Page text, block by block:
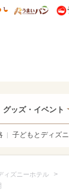
ニー特集
うまいめし う
グッズ・イベント
子どもとディズ
ィズニーホテル >